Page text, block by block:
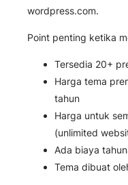
wordpress.com.
Point penting ketika
Tersedia 20+
Harga tema
tahun
Harga untuk
(unlimited
Ada biaya
Tema dibuat